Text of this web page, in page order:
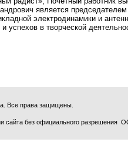
является
электродинамики и
в творческой
Все права защищены.
сайта без официального разрешения